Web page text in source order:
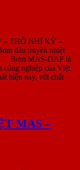
– THỖ NHĨ KỲ –
dầu truyền nhiệt
Bơm MAS-DAF là
công nghiệp của Việt
hiện nay, với chất
MAS –